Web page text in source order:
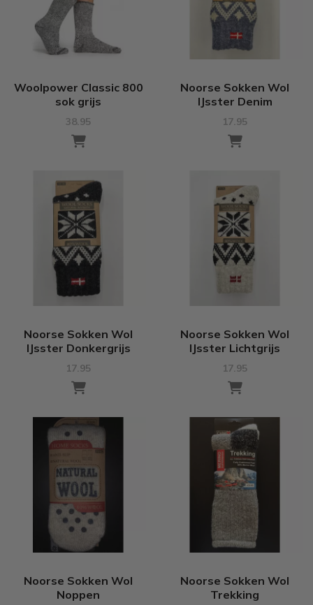
Woolpower Classic 800
sok grijs
38.95
Noorse Sokken Wol
IJsster Denim
17.95
Noorse Sokken Wol
IJsster Donkergrijs
17.95
Noorse Sokken Wol
IJsster Lichtgrijs
17.95
Noorse Sokken Wol
Noppen
Noorse Sokken Wol
Trekking